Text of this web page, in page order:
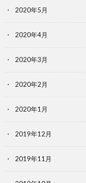
2020年5月
2020年4月
2020年3月
2020年2月
2020年1月
2019年12月
2019年11月